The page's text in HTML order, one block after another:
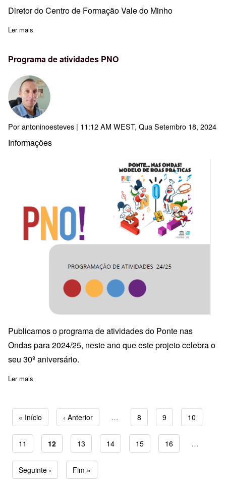
Diretor do Centro de Formação Vale do Minho
Ler mais
Programa de atividades PNO
Porantoninoesteves | 11:12 AM WEST, Qua Setembro 18, 2024
Informações
Publicamos o programa de atividades do Ponte nas
Ondas para 2024/25, neste ano que este projeto celebra o
seu 30º aniversário.
Ler mais
Paginação
Primeira página
« Início Página anterior
‹ Anterior … Page
8 Page
9 Page
10
Page
11 Página atual
12 Page
13 Page
14 Page
15 Page
16 …
Próxima página
Seguinte › Última página
Fim »